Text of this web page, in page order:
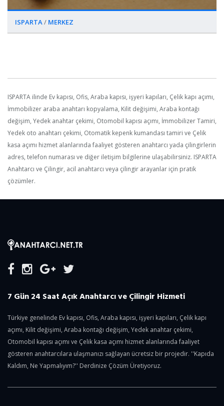
ISPARTA/ MERKEZ
ISPARTA ilinde Ev kapısı, Ofis, Araba kapısı, işyeri kapıları, Çelik kapı açımı,
İmmobilizer araba anahtarı kopyalama, Kilit değişimi, Araba kontağı
değişim, Yedek anahtar çekimi, Otomobil kapısı açımı, İmmobilizer Tamiri,
Yedek oto anahtarı çekimi, Otomatik kepenk kumandası tamiri ve Çelik
kasa açımı hizmet alanlarında faaliyet gösteren anahtarcı yada çilingirlerin
adres, telefon numarası ve diğer iletişim bilgilerine ulaşabilirsiniz. ISPARTA
Anahtarcı ve Çilingir, acil anahtarcı veya çilingir arayanlar için pratik
çözümler.
7 Gün 24 Saat Açık Anahtarcı ve Çilingir Hizmeti
Türkiye genelinde Ev kapısı, Ofis, Araba kapısı, işyeri kapıları, Çelik kapı
açımı, Kilit değişimi, Araba kontağı değişim, Yedek anahtar çekimi,
Otomobil kapısı açımı ve Çelik kasa açımı hizmet alanlarında faaliyet
gösteren anahtarcılara ulaşmanızı sağlayan ücretsiz bir projedir. ''Kapıda
Kaldım, Ne Yapmalıyım?'' Derdinize Çözüm Üretiyoruz.